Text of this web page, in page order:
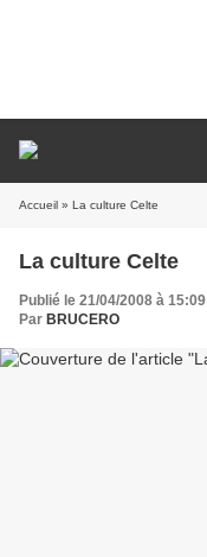
Accueil » La culture Celte
La culture Celte
Publié le 21/04/2008 à 15:09
Par BRUCERO